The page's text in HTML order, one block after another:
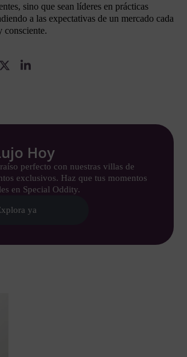
sino que sean líderes en prácticas
a las expectativas de un mercado cada
consciente.
Hoy
perfecto con nuestras villas de
exclusivos. Haz que tus momentos
en Special Oddity.
ya